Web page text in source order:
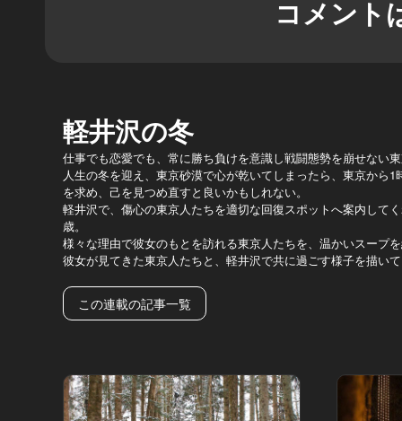
コメント
軽井沢の冬
仕事でも恋愛でも、常に勝ち負けを意識し戦闘態勢を崩せない
人生の冬を迎え、東京砂漠で心が乾いてしまったら、東京から
を求め、己を見つめ直すと良いかもしれない。
軽井沢で、傷心の東京人たちを適切な回復スポットへ案内して
歳。
様々な理由で彼女のもとを訪れる東京人たちを、温かいスープ
彼女が見てきた東京人たちと、軽井沢で共に過ごす様子を描い
この連載の記事一覧